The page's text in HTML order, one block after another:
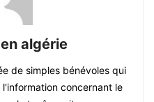
algérie
de simples bénévoles qui
concernant le